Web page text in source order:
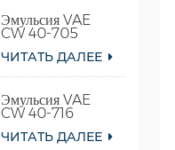
Эмульсия VAE
CW 40-705
ЧИТАТЬ ДАЛЕЕ
Эмульсия VAE
CW 40-716
ЧИТАТЬ ДАЛЕЕ